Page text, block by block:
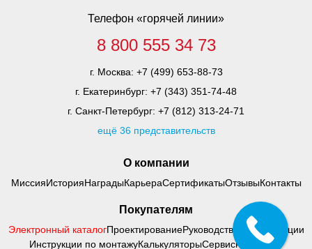
О компании
МиссияИсторияНаградыКарьераСертификатыОтзывыКонтакты
Покупателям
Электронный каталогПроектированиеРуководства по адаптации
Инструкции по монтажуКалькуляторыСервисный центр
Телефон «горячей линии»
8 800 555 34 73
г. Москва: +7 (499) 653-88-73
г. Екатеринбург: +7 (343) 351-74-48
г. Санкт-Петербург: +7 (812) 313-24-71
ещё 36 представительств